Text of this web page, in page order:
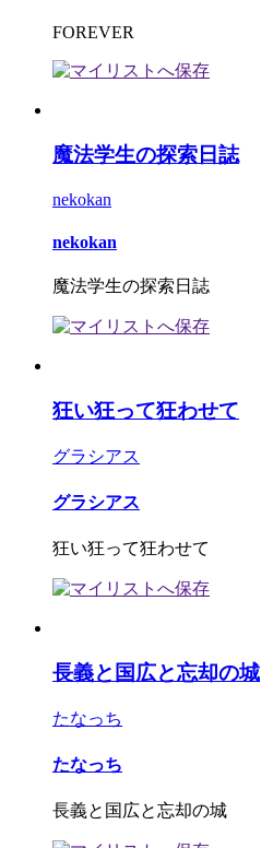
FOREVER
魔法学生の探索日誌
nekokan
nekokan
魔法学生の探索日誌
狂い狂って狂わせて
グラシアス
グラシアス
狂い狂って狂わせて
長義と国広と忘却の城
たなっち
たなっち
長義と国広と忘却の城